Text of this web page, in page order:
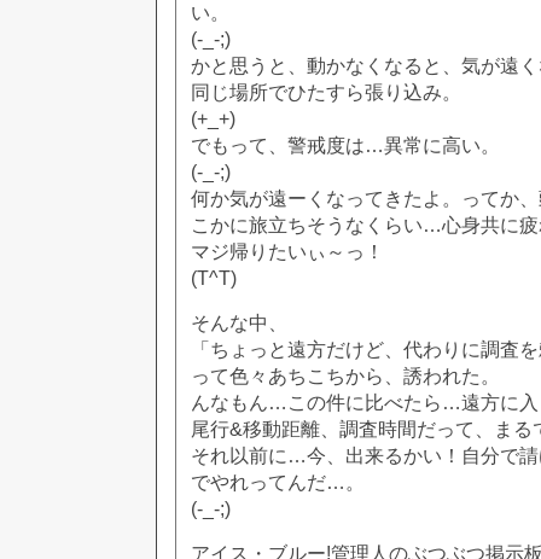
い。
(-_-;)
かと思うと、動かなくなると、気が遠
同じ場所でひたすら張り込み。
(+_+)
でもって、警戒度は…異常に高い。
(-_-;)
何か気が遠ーくなってきたよ。ってか
こかに旅立ちそうなくらい…心身共に
マジ帰りたいぃ～っ！
(T^T)
そんな中、
「ちょっと遠方だけど、代わりに調査
って色々あちこちから、誘われた。
んなもん…この件に比べたら…遠方に
尾行&移動距離、調査時間だって、まる
それ以前に…今、出来るかい！自分で
でやれってんだ…。
(-_-;)
アイス・ブルー!管理人のぶつぶつ掲示